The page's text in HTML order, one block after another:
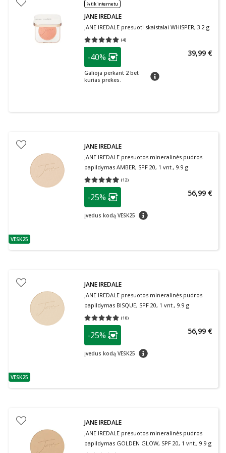
% tik internetu
JANE IREDALE
JANE IREDALE presuoti skaistalai WHISPER, 3.2 g
(4)
Vidutinis įvertinimas 5.00
patarimas
Lojalumo klubo narių nuolaida
-40%
Galioja perkant 2 bet
kurias prekes.
patarimas
39,99 €
patarimas
VESK25
JANE IREDALE
JANE IREDALE presuotos mineralinės pudros
papildymas AMBER, SPF 20, 1 vnt., 9.9 g
(12)
Vidutinis įvertinimas 4.92
patarimas
Lojalumo klubo narių nuolaida
-25%
Įvedus kodą VESK25 patarimas
56,99 €
patarimas
VESK25
JANE IREDALE
JANE IREDALE presuotos mineralinės pudros
papildymas BISQUE, SPF 20, 1 vnt., 9.9 g
(10)
Vidutinis įvertinimas 5.00
patarimas
Lojalumo klubo narių nuolaida
-25%
Įvedus kodą VESK25 patarimas
56,99 €
JANE IREDALE
JANE IREDALE presuotos mineralinės pudros
papildymas GOLDEN GLOW, SPF 20, 1 vnt., 9.9 g